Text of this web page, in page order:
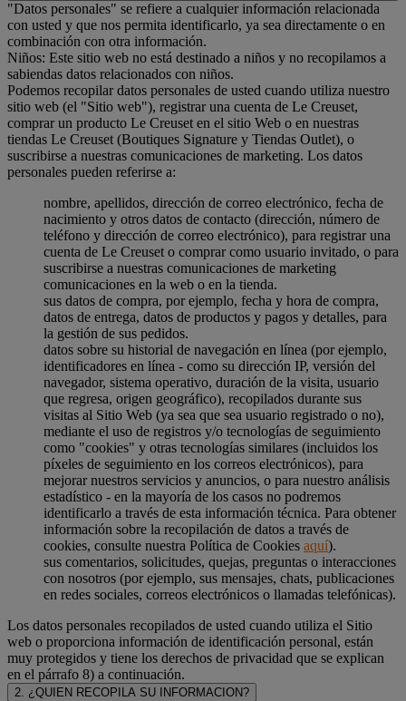
"Datos personales" se refiere a cualquier información relacionada
con usted y que nos permita identificarlo, ya sea directamente o en
combinación con otra información.
Niños: Este sitio web no está destinado a niños y no recopilamos a
sabiendas datos relacionados con niños.
Podemos recopilar datos personales de usted cuando utiliza nuestro
sitio web (el "Sitio web"), registrar una cuenta de Le Creuset,
comprar un producto Le Creuset en el sitio Web o en nuestras
tiendas Le Creuset (Boutiques Signature y Tiendas Outlet), o
suscribirse a nuestras comunicaciones de marketing. Los datos
personales pueden referirse a:
nombre, apellidos, dirección de correo electrónico, fecha de
nacimiento y otros datos de contacto (dirección, número de
teléfono y dirección de correo electrónico), para registrar una
cuenta de Le Creuset o comprar como usuario invitado, o para
suscribirse a nuestras comunicaciones de marketing
comunicaciones en la web o en la tienda.
sus datos de compra, por ejemplo, fecha y hora de compra,
datos de entrega, datos de productos y pagos y detalles, para
la gestión de sus pedidos.
datos sobre su historial de navegación en línea (por ejemplo,
identificadores en línea - como su dirección IP, versión del
navegador, sistema operativo, duración de la visita, usuario
que regresa, origen geográfico), recopilados durante sus
visitas al Sitio Web (ya sea que sea usuario registrado o no),
mediante el uso de registros y/o tecnologías de seguimiento
como "cookies" y otras tecnologías similares (incluidos los
píxeles de seguimiento en los correos electrónicos), para
mejorar nuestros servicios y anuncios, o para nuestro análisis
estadístico - en la mayoría de los casos no podremos
identificarlo a través de esta información técnica. Para obtener
información sobre la recopilación de datos a través de
cookies, consulte nuestra Política de Cookies aquí).
sus comentarios, solicitudes, quejas, preguntas o interacciones
con nosotros (por ejemplo, sus mensajes, chats, publicaciones
en redes sociales, correos electrónicos o llamadas telefónicas).
Los datos personales recopilados de usted cuando utiliza el Sitio
web o proporciona información de identificación personal, están
muy protegidos y tiene los derechos de privacidad que se explican
en el párrafo 8) a continuación.
2. ¿QUIEN RECOPILA SU INFORMACION?